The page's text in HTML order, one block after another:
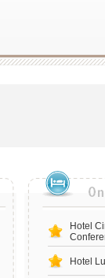
Hotel
Hotel